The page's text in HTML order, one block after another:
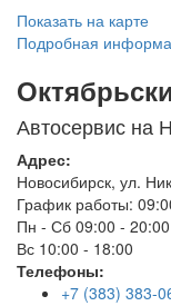
Показать на карте
Подробная
Автосервис на
Адрес:
Новосибирск, ул.
График работы:
Пн - Сб 09:00 - 20:00
Вс 10:00 - 18:00
Телефоны:
+7 (383) 383-